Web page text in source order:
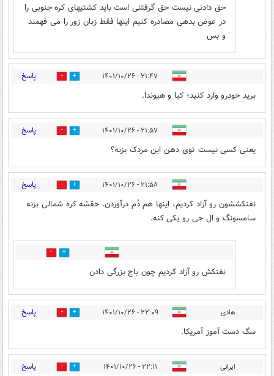
حق دادنی نیست حق گرفتنی است باید کشتیهای کره جنوبی را
در عوض بدهی مصادره کنیم اینها فقط زبان زور را می فهمند
و بس
۲۱:۴۷ - ۱۴۰۱/۱۰/۲۶ 7 پاسخ
برید خودرو وارد کنید؛ کیا و هیوندا.
۲۱:۵۷ - ۱۴۰۱/۱۰/۲۶ 4 پاسخ
یعنی کسی نیست توی دهن این مردک بزنه؟
۲۱:۵۸ - ۱۴۰۱/۱۰/۲۶ 4 پاسخ
نفتکششون رو آزاد کردیم، اینها هم دُم درآوردن. حقشه کره شمالی بزنه
سامسونگ و ال جی رو یکی کنه.
0
نفتکش رو آزاد کردیم چون باج بزرگی دادن
هادی ۲۲:۰۹ - ۱۴۰۱/۱۰/۲۶ 5 پاسخ
سگ دست آموز آمریکا.
ایرانی ۲۲:۱۱ - ۱۴۰۱/۱۰/۲۶ 5 پاسخ